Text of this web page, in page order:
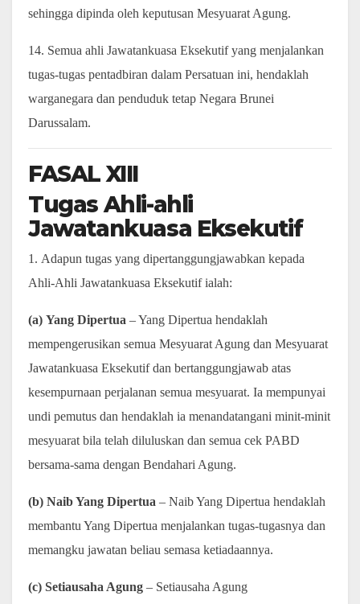
sehingga dipinda oleh keputusan Mesyuarat Agung.
14. Semua ahli Jawatankuasa Eksekutif yang menjalankan
tugas-tugas pentadbiran dalam Persatuan ini, hendaklah
warganegara dan penduduk tetap Negara Brunei
Darussalam.
FASAL XIII
Tugas Ahli-ahli
Jawatankuasa Eksekutif
1. Adapun tugas yang dipertanggungjawabkan kepada
Ahli-Ahli Jawatankuasa Eksekutif ialah:
(a) Yang Dipertua – Yang Dipertua hendaklah
mempengerusikan semua Mesyuarat Agung dan Mesyuarat
Jawatankuasa Eksekutif dan bertanggungjawab atas
kesempurnaan perjalanan semua mesyuarat. Ia mempunyai
undi pemutus dan hendaklah ia menandatangani minit-minit
mesyuarat bila telah diluluskan dan semua cek PABD
bersama-sama dengan Bendahari Agung.
(b) Naib Yang Dipertua – Naib Yang Dipertua hendaklah
membantu Yang Dipertua menjalankan tugas-tugasnya dan
memangku jawatan beliau semasa ketiadaannya.
(c) Setiausaha Agung – Setiausaha Agung